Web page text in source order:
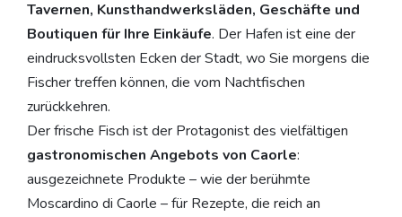
Tavernen, Kunsthandwerksläden, Geschäfte und
Boutiquen für Ihre Einkäufe. Der Hafen ist eine der
eindrucksvollsten Ecken der Stadt, wo Sie morgens die
Fischer treffen können, die vom Nachtfischen
zurückkehren.
Der frische Fisch ist der Protagonist des vielfältigen
gastronomischen Angebots von Caorle:
ausgezeichnete Produkte – wie der berühmte
Moscardino di Caorle – für Rezepte, die reich an